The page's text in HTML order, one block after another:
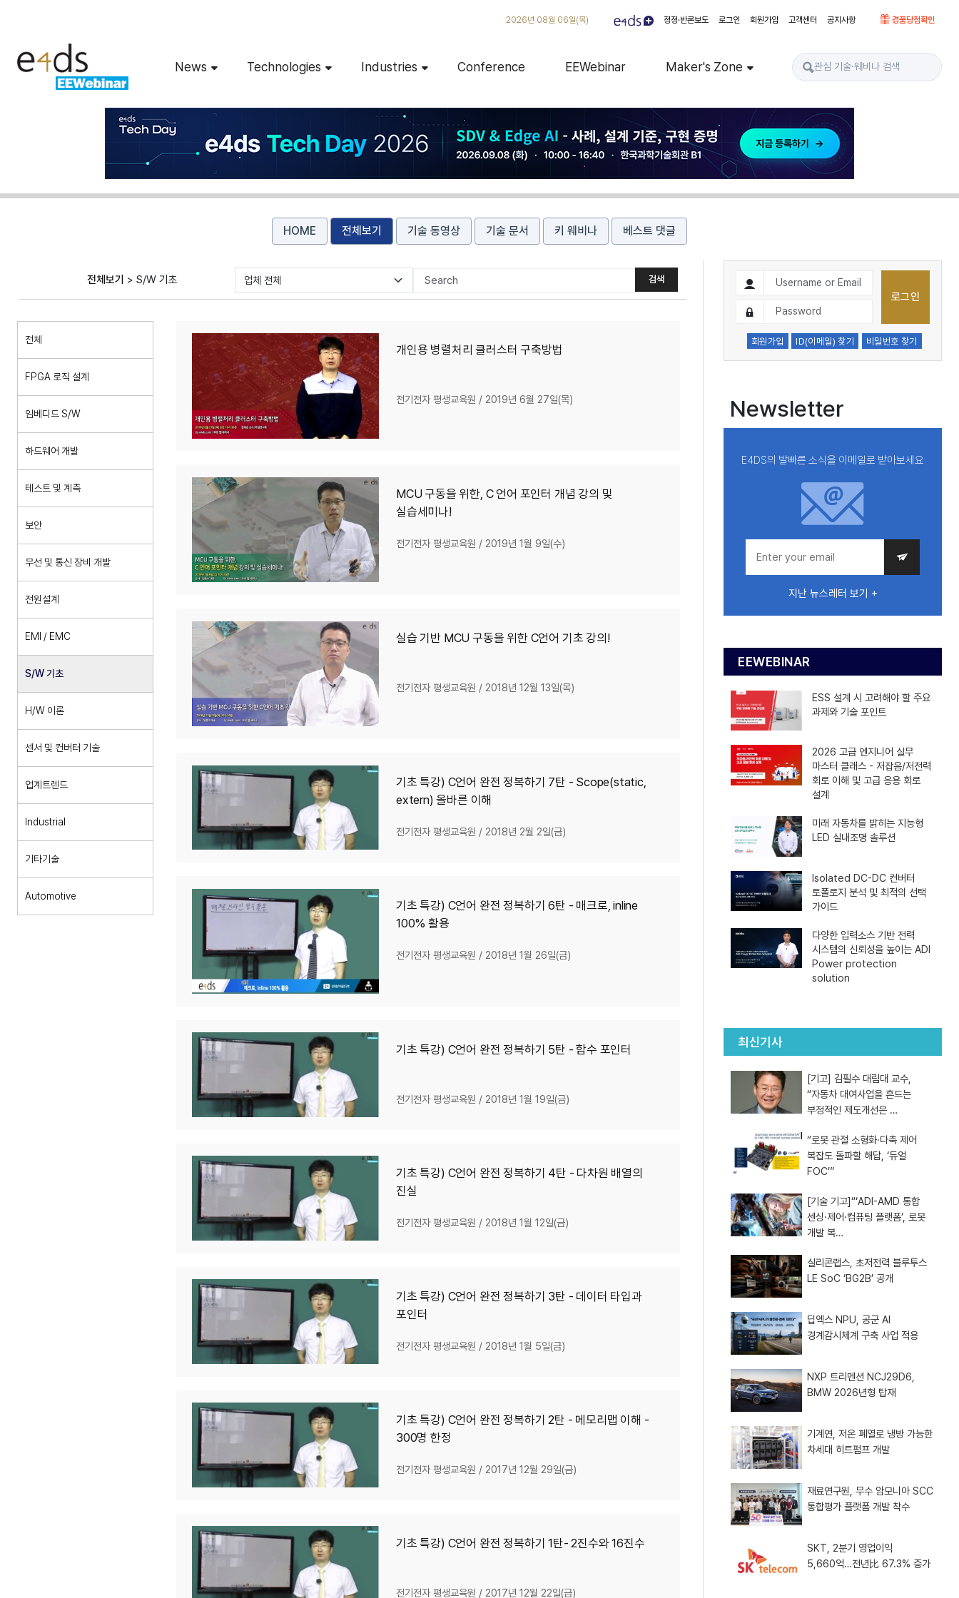
2026년 08월 06일(목) 정정·반론보도 로그인 회원가입 고객센터 공지사항 경품당첨확인
News Technologies Industries Conference EEWebinar Maker's Zone
HOME 전체보기 기술 동영상 기술 문서 키 웨비나 베스트 댓글
전체보기 > S/W 기초
전체
FPGA 로직 설계
임베디드 S/W
하드웨어 개발
테스트 및 계측
보안
무선 및 통신 장비 개발
전원설계
EMI / EMC
S/W 기초
H/W 이론
센서 및 컨버터 기술
업계트렌드
Industrial
기타기술
Automotive
개인용 병렬처리 클러스터 구축방법
전기전자 평생교육원 / 2019년 6월 27일(목)
MCU 구동을 위한, C 언어 포인터 개념 강의 및
실습세미나!
전기전자 평생교육원 / 2019년 1월 9일(수)
실습 기반 MCU 구동을 위한 C언어 기초 강의!
전기전자 평생교육원 / 2018년 12월 13일(목)
기초 특강) C언어 완전 정복하기 7탄 - Scope(static,
extern) 올바른 이해
전기전자 평생교육원 / 2018년 2월 2일(금)
기초 특강) C언어 완전 정복하기 6탄 - 매크로, inline
100% 활용
전기전자 평생교육원 / 2018년 1월 26일(금)
기초 특강) C언어 완전 정복하기 5탄 - 함수 포인터
전기전자 평생교육원 / 2018년 1월 19일(금)
기초 특강) C언어 완전 정복하기 4탄 - 다차원 배열의
진실
전기전자 평생교육원 / 2018년 1월 12일(금)
기초 특강) C언어 완전 정복하기 3탄 - 데이터 타입과
포인터
전기전자 평생교육원 / 2018년 1월 5일(금)
기초 특강) C언어 완전 정복하기 2탄 - 메모리맵 이해 -
300명 한정
전기전자 평생교육원 / 2017년 12월 29일(금)
기초 특강) C언어 완전 정복하기 1탄- 2진수와 16진수
전기전자 평생교육원 / 2017년 12월 22일(금)
로그인
회원가입 ID(이메일) 찾기 비밀번호 찾기
Newsletter
E4DS의 발빠른 소식을 이메일로 받아보세요
지난 뉴스레터 보기 +
EEWEBINAR
ESS 설계 시 고려해야 할 주요
과제와 기술 포인트
2026 고급 엔지니어 실무
마스터 클래스 - 저잡음/저전력
회로 이해 및 고급 응용 회로
설계
미래 자동차를 밝히는 지능형
LED 실내조명 솔루션
Isolated DC-DC 컨버터
토폴로지 분석 및 최적의 선택
가이드
다양한 입력소스 기반 전력
시스템의 신뢰성을 높이는 ADI
Power protection
solution
최신기사
[기고] 김필수 대림대 교수,
“자동차 대여사업을 흔드는
부정적인 제도개선은 …
“로봇 관절 소형화·다축 제어
복잡도 돌파할 해답, ‘듀얼
FOC’”
[기술 기고]“‘ADI-AMD 통합
센싱·제어·컴퓨팅 플랫폼’, 로봇
개발 복…
실리콘랩스, 초저전력 블루투스
LE SoC ‘BG2B’ 공개
딥엑스 NPU, 공군 AI
경계감시체계 구축 사업 적용
NXP 트리멘션 NCJ29D6,
BMW 2026년형 탑재
기계연, 저온 폐열로 냉방 가능한
차세대 히트펌프 개발
재료연구원, 무수 암모니아 SCC
통합평가 플랫폼 개발 착수
SKT, 2분기 영업이익
5,660억…전년比 67.3% 증가